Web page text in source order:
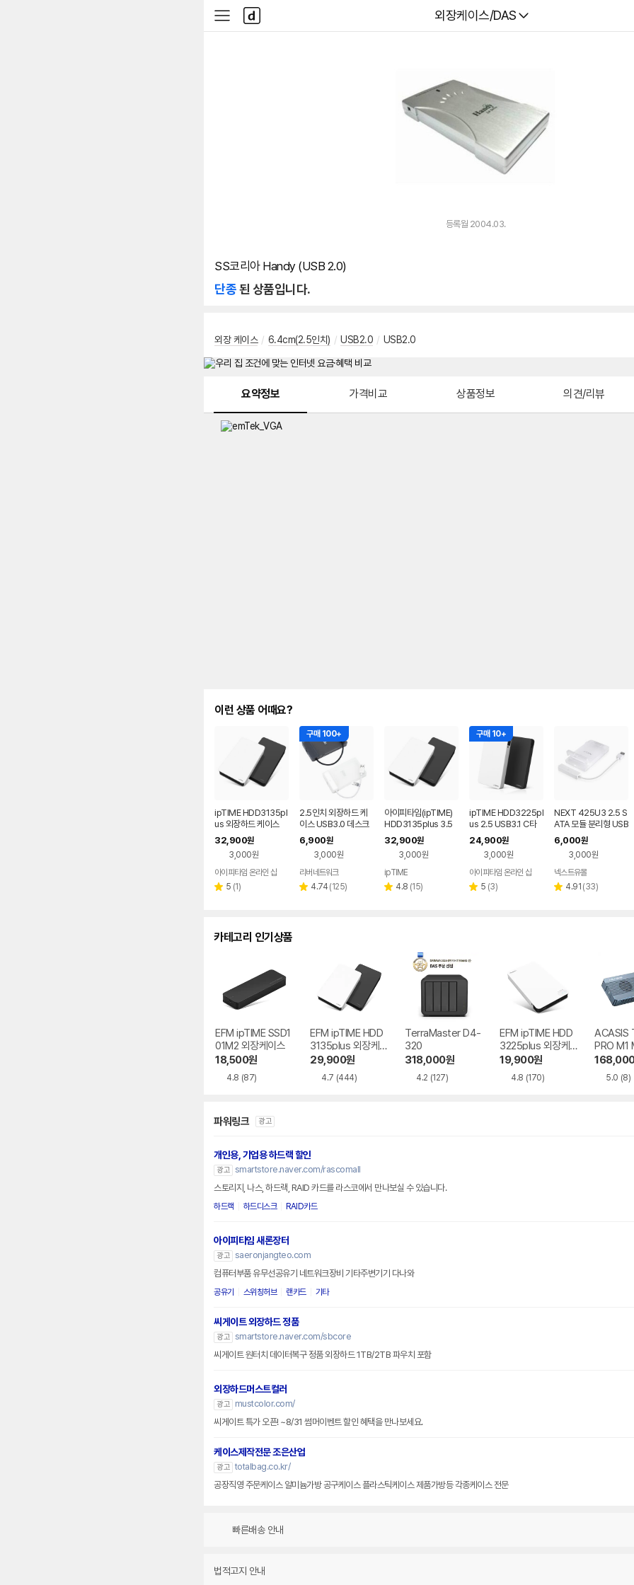
다나와
외장케이스/DAS
사
이
다
나
와
등록월 2004.03.
SS코리아 Handy (USB 2.0)
단종된 상품입니다.
외장 케이스 / 6.4cm(2.5인치) / USB2.0 / USB2.0
요약정보 가격비교 상품정보 의견/리뷰
이런 상품 어때요?
ipTIME HDD3135pl
us 외장하드 케이스
32,900원
3,000원
아이피타임 온라인 샵
별 5 리
(1)
구매 100+
2.5인치 외장하드 케
이스 USB3.0 데스크
탑 노트북 HDD SSD
케이스 파우치
6,900원
3,000원
페이
리버네트워크
별 4.74 리
(125)
아이피타임(ipTIME)
HDD3135plus 3.5
인치 외장하드 케이스
USB 3.0 지원
32,900원
3,000원
ipTIME
별 4.8 리
(15)
구매 10+
ipTIME HDD3225pl
us 2.5 USB3.1 C타
입 외장하드 케이스
24,900원
3,000원
아이피타임 온라인 샵
별 5 리
(3)
NEXT 425U3 2.5 S
ATA 모듈 분리형 USB
3.0 외장하드 케이스
6,000원
3,000원
넥스트유몰
별 4.91 리
(33)
카테고리 인기상품
EFM ipTIME SSD1
01M2 외장케이스
18,500원
4.8 (87)
EFM ipTIME HDD
3135plus 외장케
이스
29,900원
4.7 (444)
TerraMaster D4-
320
318,000원
4.2 (127)
EFM ipTIME HDD
3225plus 외장케
이스
19,900원
4.8 (170)
ACASIS
PRO M1
케이스
5.0 (8)
파워링크 광고
개인용, 기업용 하드랙 할인
광고 smartstore.naver.com/rascomall
스토리지, 나스, 하드랙, RAID 카드를 라스코에서 만나보실 수 있습니다.
하드랙 하드디스크 RAID카드
아이피타임 새론장터
광고 saeronjangteo.com
컴퓨터부품 유무선공유기 네트워크장비 기타주변기기 다나와
공유기 스위칭허브 랜카드 기타
씨게이트 외장하드 정품
광고 smartstore.naver.com/sbcore
씨게이트 원터치 데이터복구 정품 외장하드 1TB/2TB 파우치 포함
외장하드머스트컬러
광고
mustcolor.com/
씨게이트 특가 오픈! ~8/31 썸머이벤트 할인 혜택을 만나보세요.
케이스제작전문 조은산업
광고 totalbag.co.kr/
공장직영 주문케이스 알미늄가방 공구케이스 플라스틱케이스 제품가방등 각종케이스 전문
빠른배송 안내
법적고지 안내